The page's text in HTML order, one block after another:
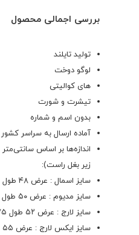
بررسی اجمالی محصول
تولید تایلند
لوگو دوخت
های کوالیتی
تیشرت و شورت
بدون اسم و شماره
آماده ارسال به سراسر
اندازه‌ها بر اساس
زیر بغل راست):
سایز اسمال : عرض ۴۸ طول ۷۰ سانتی‌متر
سایز مدیوم : عرض ۵۰ طول ۷۲.۵ سانتی‌متر
سایز لارج : عرض ۵۲ طول ۷۵ سانتی‌متر
سایز ایکس لارج : عرض ۵۵ طول ۷۶ سانتی‌متر